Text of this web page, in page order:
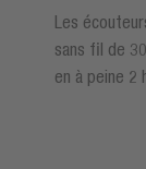
Les
sans fil de
en à peine 2